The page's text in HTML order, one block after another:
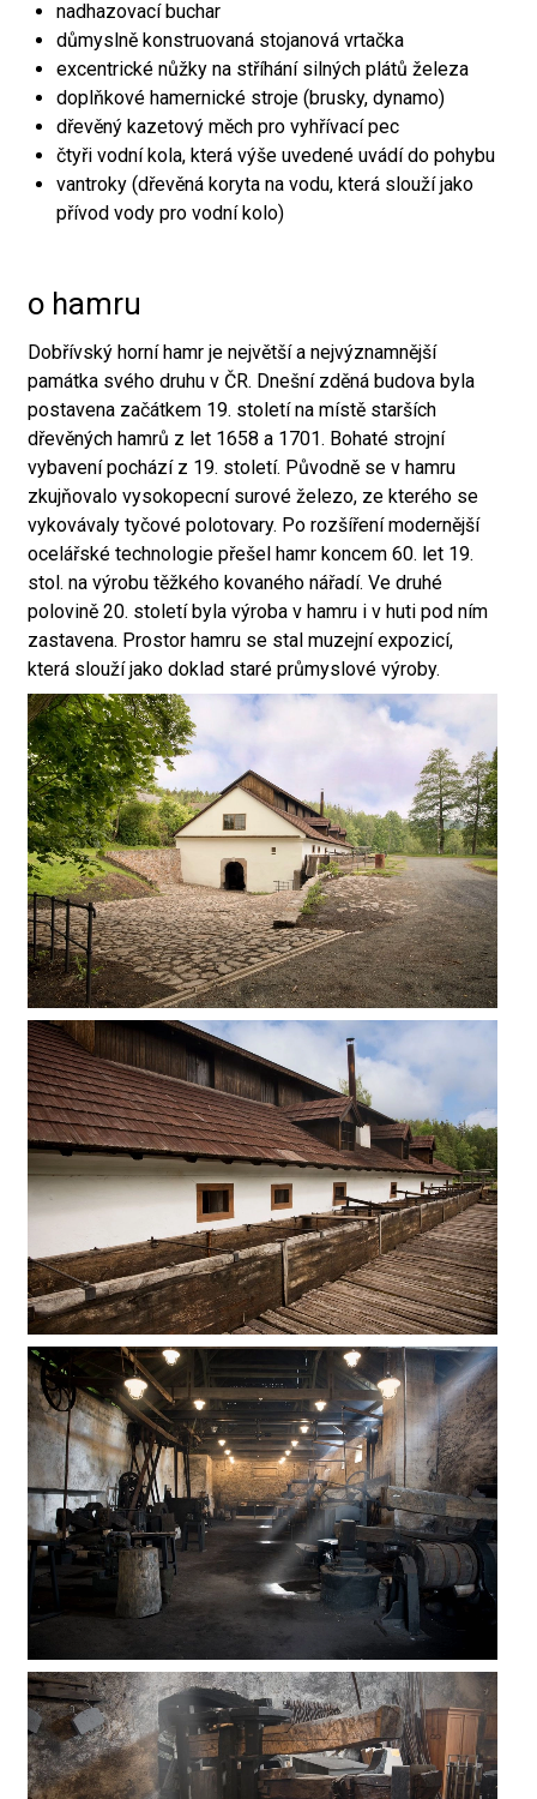
nadhazovací buchar
důmyslně konstruovaná stojanová vrtačka
excentrické nůžky na stříhání silných plátů železa
doplňkové hamernické stroje (brusky, dynamo)
dřevěný kazetový měch pro vyhřívací pec
čtyři vodní kola, která výše uvedené uvádí do pohybu
vantroky (dřevěná koryta na vodu, která slouží jako
přívod vody pro vodní kolo)
o hamru
Dobřívský horní hamr je největší a nejvýznamnější
památka svého druhu v ČR. Dnešní zděná budova byla
postavena začátkem 19. století na místě starších
dřevěných hamrů z let 1658 a 1701. Bohaté strojní
vybavení pochází z 19. století. Původně se v hamru
zkujňovalo vysokopecní surové železo, ze kterého se
vykovávaly tyčové polotovary. Po rozšíření modernější
ocelářské technologie přešel hamr koncem 60. let 19.
stol. na výrobu těžkého kovaného nářadí. Ve druhé
polovině 20. století byla výroba v hamru i v huti pod ním
zastavena. Prostor hamru se stal muzejní expozicí,
která slouží jako doklad staré průmyslové výroby.